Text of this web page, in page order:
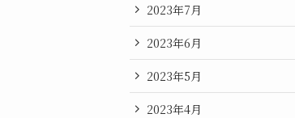
2023年7月
2023年6月
2023年5月
2023年4月